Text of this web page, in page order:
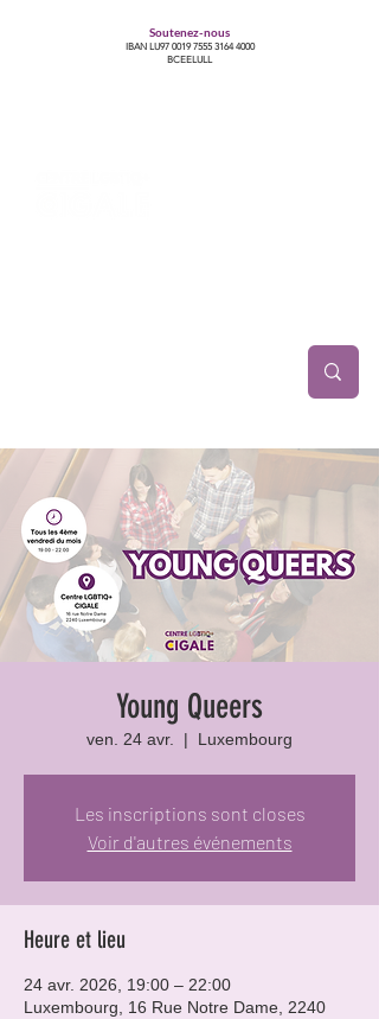
Soutenez-nous
IBAN LU97 0019 7555 3164 4000
BCEELULL
Young Queers
ven. 24 avr.
  |
Luxembourg
Les inscriptions sont closes
Voir d'autres événements
Heure et lieu
24 avr. 2026, 19:00 – 22:00
Luxembourg, 16 Rue Notre Dame, 2240